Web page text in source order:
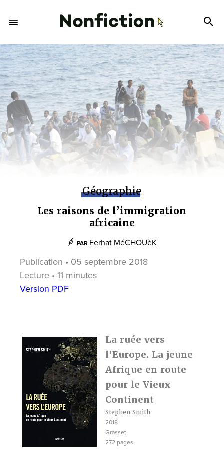
Géographie
Les raisons de l’immigration
africaine
PAR Ferhat MéCHOUèK
Publication • 05 septembre 2018
Lecture • 11 minutes
Version PDF
La ruée vers
l'Europe. La jeune
Afrique en route
pour le Vieux
Continent
Stephen Smith
2018
Grasset
272 pages